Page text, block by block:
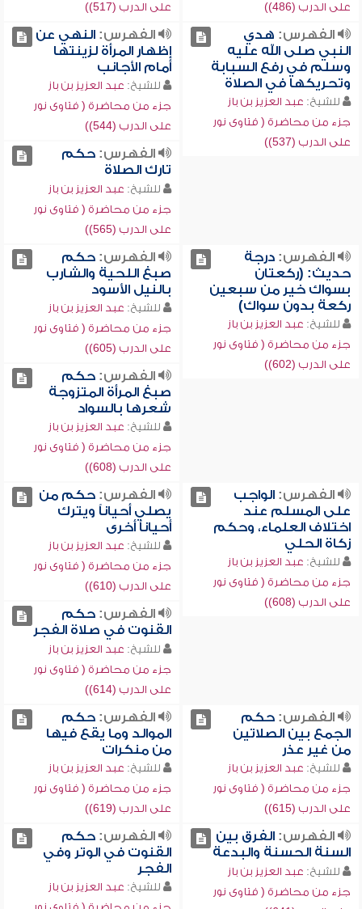
على الدرب (486))
على الدرب (517))
الفهرس: هدي
النبي صلى الله عليه
وسلم في رفع السبابة
وتحريكها في الصلاة
للشيخ: عبد العزيز بن باز
جزء من محاضرة ( فتاوى نور
على الدرب (537))
الفهرس:النهي عن
إظهار المرأة لزينتها
أمام الأجانب
للشيخ: عبد العزيز بن باز
جزء من محاضرة ( فتاوى نور
على الدرب (544))
الفهرس:حكم
تارك الصلاة
للشيخ: عبد العزيز بن باز
جزء من محاضرة ( فتاوى نور
على الدرب (565))
الفهرس:درجة
حديث: (ركعتان
بسواك خير من سبعين
ركعة بدون سواك)
للشيخ: عبد العزيز بن باز
جزء من محاضرة ( فتاوى نور
على الدرب (602))
الفهرس:حكم
صبغ اللحية والشارب
بالنيل الأسود
للشيخ: عبد العزيز بن باز
جزء من محاضرة ( فتاوى نور
على الدرب (605))
الفهرس:حكم
صبغ المرأة المتزوجة
شعرها بالسواد
للشيخ: عبد العزيز بن باز
جزء من محاضرة ( فتاوى نور
على الدرب (608))
الفهرس:الواجب
على المسلم عند
اختلاف العلماء، وحكم
زكاة الحلي
للشيخ: عبد العزيز بن باز
جزء من محاضرة ( فتاوى نور
على الدرب (608))
الفهرس:حكم من
يصلي أحياناً ويترك
أحياناً أخرى
للشيخ: عبد العزيز بن باز
جزء من محاضرة ( فتاوى نور
على الدرب (610))
الفهرس:حكم
القنوت في صلاة الفجر
للشيخ: عبد العزيز بن باز
جزء من محاضرة ( فتاوى نور
على الدرب (614))
الفهرس:حكم
الجمع بين الصلاتين
من غير عذر
للشيخ: عبد العزيز بن باز
جزء من محاضرة ( فتاوى نور
على الدرب (615))
الفهرس:حكم
الموالد وما يقع فيها
من منكرات
للشيخ: عبد العزيز بن باز
جزء من محاضرة ( فتاوى نور
على الدرب (619))
الفهرس:الفرق بين
السنة الحسنة والبدعة
للشيخ: عبد العزيز بن باز
جزء من محاضرة ( فتاوى نور
الفهرس:حكم
القنوت في الوتر وفي
الفجر
للشيخ: عبد العزيز بن باز